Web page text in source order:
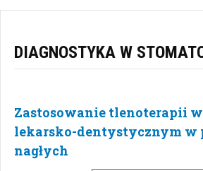
DIAGNOSTYKA W
Zastosowanie tlenoterapii
lekarsko-dentystycznym w
nagłych